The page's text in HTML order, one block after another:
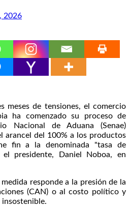
2026
meses de tensiones, el comercio
ha comenzado su proceso de
Nacional de Aduana (Senae)
arancel del 100% a los productos
fin a la denominada "tasa de
presidente, Daniel Noboa, en
responde a la presión de la
(CAN) o al costo político y